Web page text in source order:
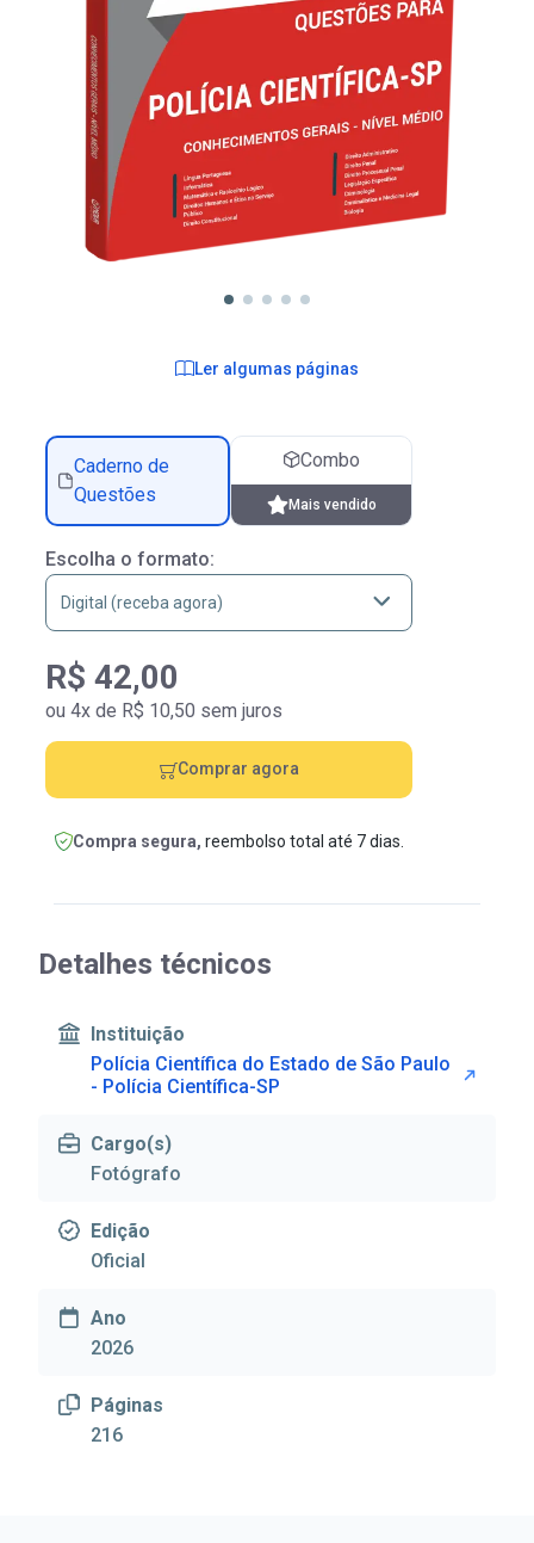
Ler algumas páginas
Caderno de
Questões
Combo
Mais vendido
Escolha o formato:
R$ 42,00
ou 4x de R$ 10,50 sem juros
Comprar agora
Compra segura, reembolso total até 7 dias.
Detalhes técnicos
Instituição
Polícia Científica do Estado de São Paulo
- Polícia Científica-SP
Cargo(s)
Fotógrafo
Edição
Oficial
Ano
2026
Páginas
216